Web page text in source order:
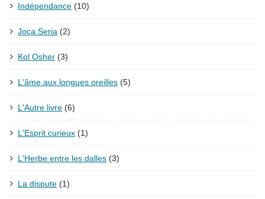
Indépendance (10)
Joca Seria (2)
Kol Osher (3)
L'âme aux longues oreilles (5)
L'Autre livre (6)
L'Esprit curieux (1)
L'Herbe entre les dalles (3)
La dispute (1)